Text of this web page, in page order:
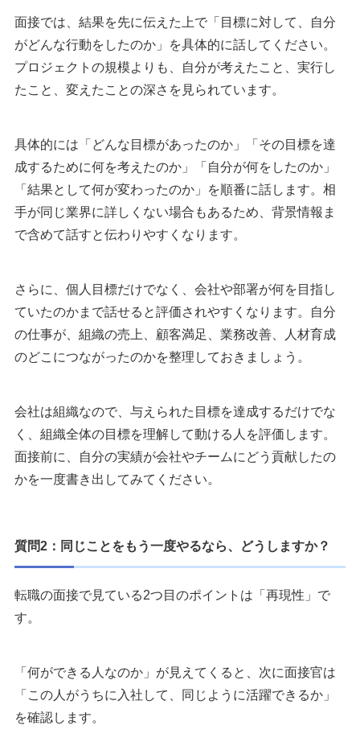
面接では、結果を先に伝えた上で「目標に対して、自分
がどんな行動をしたのか」を具体的に話してください。
プロジェクトの規模よりも、自分が考えたこと、実行し
たこと、変えたことの深さを見られています。
具体的には「どんな目標があったのか」「その目標を達
成するために何を考えたのか」「自分が何をしたのか」
「結果として何が変わったのか」を順番に話します。相
手が同じ業界に詳しくない場合もあるため、背景情報ま
で含めて話すと伝わりやすくなります。
さらに、個人目標だけでなく、会社や部署が何を目指し
ていたのかまで話せると評価されやすくなります。自分
の仕事が、組織の売上、顧客満足、業務改善、人材育成
のどこにつながったのかを整理しておきましょう。
会社は組織なので、与えられた目標を達成するだけでな
く、組織全体の目標を理解して動ける人を評価します。
面接前に、自分の実績が会社やチームにどう貢献したの
かを一度書き出してみてください。
質問2：同じことをもう一度やるなら、どうしますか？
転職の面接で見ている2つ目のポイントは「再現性」で
す。
「何ができる人なのか」が見えてくると、次に面接官は
「この人がうちに入社して、同じように活躍できるか」
を確認します。